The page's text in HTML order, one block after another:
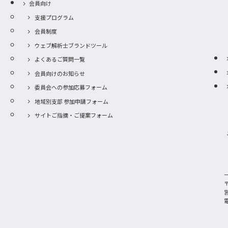
会員向け
支援プログラム
会員制度
ウェブ解析士ブランドツール
よくあるご質問一覧
会員向けのお知らせ
委員会への参加応募フォーム
地域別支部 参加申請フォーム
サイトご指摘・ご提案フォーム